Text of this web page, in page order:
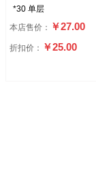
*30 单层
本店售价： ￥27.00
折扣价： ￥25.00